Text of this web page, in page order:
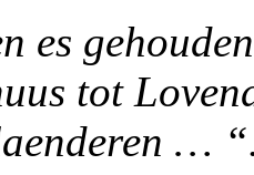
es
tot
…